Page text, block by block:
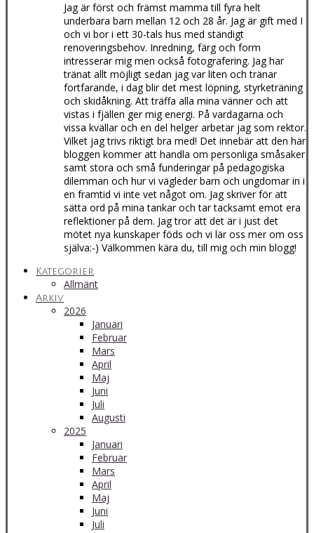
Jag är först och främst mamma till fyra helt
underbara barn mellan 12 och 28 år. Jag är gift med I
och vi bor i ett 30-tals hus med ständigt
renoveringsbehov. Inredning, färg och form
intresserar mig men också fotografering. Jag har
tränat allt möjligt sedan jag var liten och tränar
fortfarande, i dag blir det mest löpning, styrketräning
och skidåkning. Att träffa alla mina vänner och att
vistas i fjällen ger mig energi. På vardagarna och
vissa kvällar och en del helger arbetar jag som rektor.
Vilket jag trivs riktigt bra med! Det innebär att den här
bloggen kommer att handla om personliga småsaker
samt stora och små funderingar på pedagogiska
dilemman och hur vi vägleder barn och ungdomar in i
en framtid vi inte vet något om. Jag skriver för att
sätta ord på mina tankar och tar tacksamt emot era
reflektioner på dem. Jag tror att det är i just det
mötet nya kunskaper föds och vi lär oss mer om oss
själva:-) Välkommen kära du, till mig och min blogg!
Kategorier
Allmänt
Arkiv
2026
Januari
Februar
Mars
April
Maj
Juni
Juli
Augusti
2025
Januari
Februar
Mars
April
Maj
Juni
Juli